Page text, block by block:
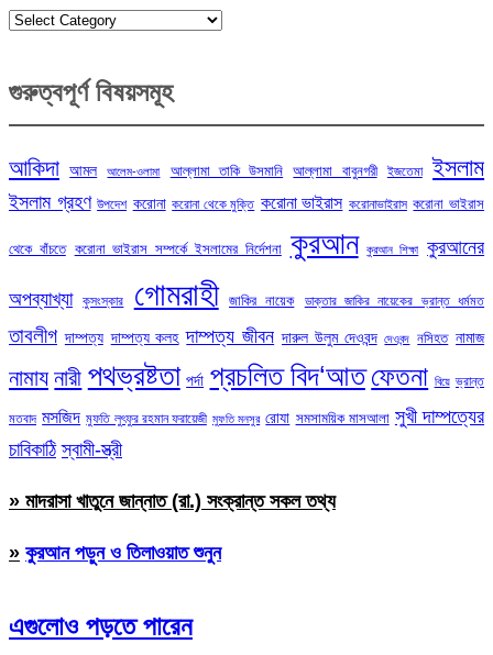
Categories
গুরুত্বপূর্ণ বিষয়সমূহ
আকিদা আমল আলেম-ওলামা আল্লামা তাকি উসমানি আল্লামা বাবুনগরী ইজতেমা ইসলাম
ইসলাম গ্রহণ উপদেশ করোনা করোনা থেকে মুক্তি করোনা ভাইরাস করোনাভাইরাস করোনা ভাইরাস
থেকে বাঁচতে করোনা ভাইরাস সম্পর্কে ইসলামের নির্দেশনা কুরআন কুরআন শিক্ষা কুরআনের
অপব্যাখ্যা কুসংস্কার গোমরাহী জাকির নায়েক ডাক্তার জাকির নায়েকের ভ্রান্ত ধর্মমত
তাবলীগ দাম্পত্য দাম্পত্য কলহ দাম্পত্য জীবন দারুল উলুম দেওবন্দ দেওবন্দ নসিহত নামাজ
নামায নারী পথভ্রষ্টতা পর্দা প্রচলিত বিদ‘আত ফেতনা বিয়ে ভ্রান্ত
মতবাদ মসজিদ মুফতি লুৎফুর রহমান ফরায়েজী মুফতি মনসুর রোযা সমসাময়িক মাসআলা সুখী দাম্পত্যের
চাবিকাঠি স্বামী-স্ত্রী
» মাদরাসা খাতুনে জান্নাত (রা.) সংক্রান্ত সকল তথ্য
» কুরআন পড়ুন ও তিলাওয়াত শুনুন
এগুলোও পড়তে পারেন